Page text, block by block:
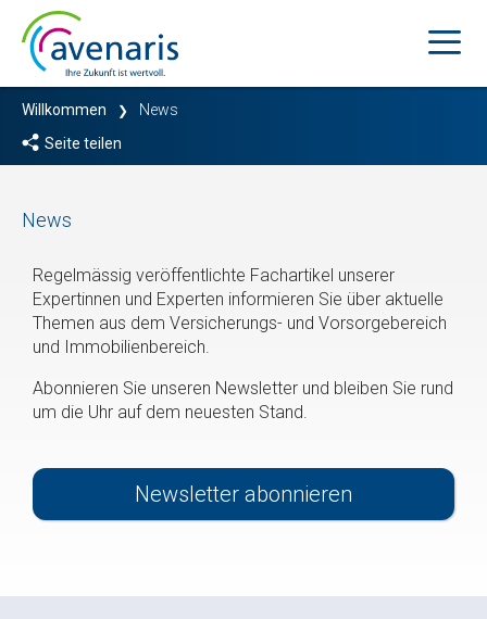
Springe
zum
Inhalt
Willkommen ❯
News
Seite teilen
News
Regelmässig veröffentlichte Fachartikel unserer
Expertinnen und Experten informieren Sie über aktuelle
Themen aus dem Versicherungs- und Vorsorgebereich
und Immobilienbereich.
Abonnieren Sie unseren Newsletter und bleiben Sie rund
um die Uhr auf dem neuesten Stand.
Newsletter abonnieren